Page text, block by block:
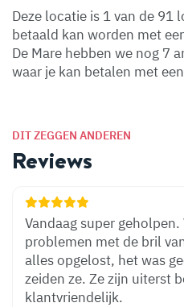
Deze locatie is 1 van de 91
betaald kan worden met
De Mare hebben we nog 7
waar je kan betalen met
DIT ZEGGEN ANDEREN
Reviews
Vandaag super
problemen met de bril
alles opgelost, het was
zeiden ze. Ze zijn uiterst
klantvriendelijk.